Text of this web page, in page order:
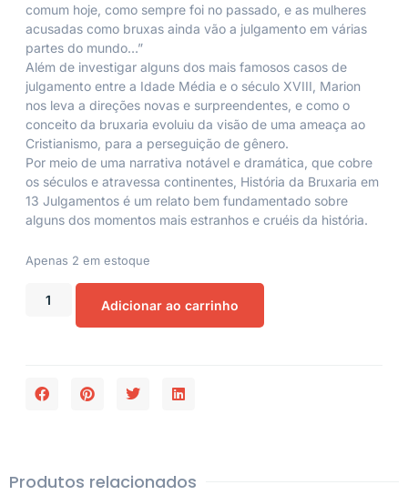
comum hoje, como sempre foi no passado, e as mulheres
acusadas como bruxas ainda vão a julgamento em várias
partes do mundo…”
Além de investigar alguns dos mais famosos casos de
julgamento entre a Idade Média e o século XVIII, Marion
nos leva a direções novas e surpreendentes, e como o
conceito da bruxaria evoluiu da visão de uma ameaça ao
Cristianismo, para a perseguição de gênero.
Por meio de uma narrativa notável e dramática, que cobre
os séculos e atravessa continentes, História da Bruxaria em
13 Julgamentos é um relato bem fundamentado sobre
alguns dos momentos mais estranhos e cruéis da história.
Apenas 2 em estoque
Adicionar ao carrinho
Produtos relacionados